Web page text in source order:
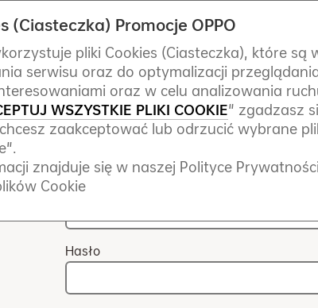
Rejestracja
Imię
Numer telefonu
Hasło
(Ciasteczka) Promocje OPPO
pliki Cookies (Ciasteczka), które są
serwisu oraz do optymalizacji
oraz w celu analizowania
WSZYSTKIE PLIKI COOKIE" zgadzasz
zaakceptować lub odrzucić wybrane
znajduje się w naszej Polityce
Cookie